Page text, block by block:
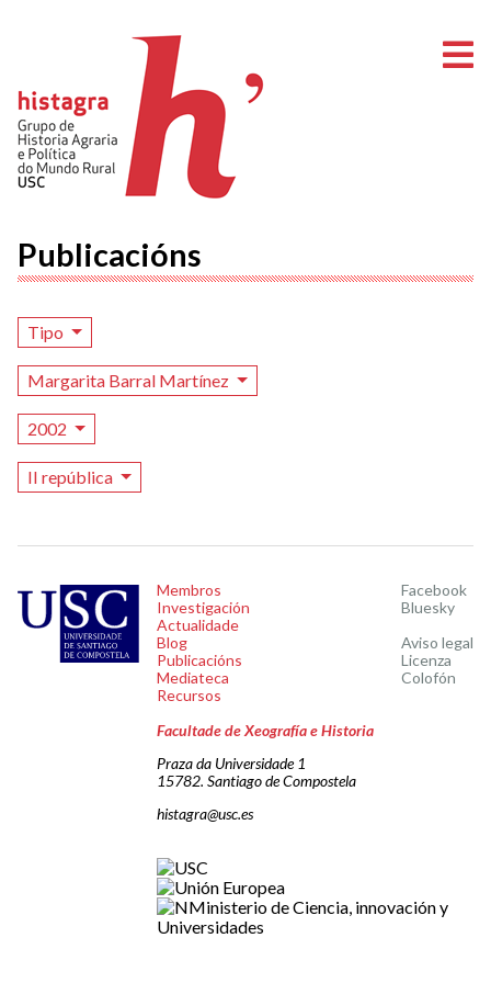
Publicacións
Tipo
Margarita Barral Martínez
2002
II república
Membros
Investigación
Actualidade
Blog
Publicacións
Mediateca
Recursos
Facebook
Bluesky
Aviso legal
Licenza
Colofón
Facultade de Xeografía e Historia
Praza da Universidade 1
15782. Santiago de Compostela
histagra@usc.es